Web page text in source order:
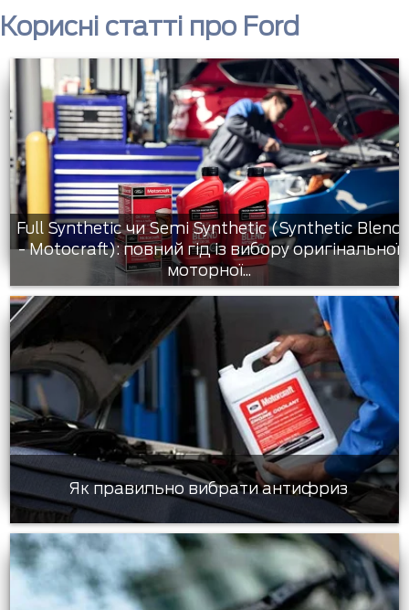
Корисні статті про Ford
Full Synthetic чи Semi Synthetic (Synthetic Blend
- Motocraft): повний гід із вибору оригінальної
моторної...
Як правильно вибрати антифриз